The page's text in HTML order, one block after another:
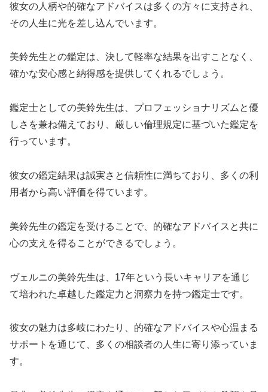
彼女の人柄や的確なアドバイスは多くの方々に支持され、
その人生に光を差し込んでいます。
美鈴先生との鑑定は、決して軽率な結果を出すことなく、
確かな安心感と納得感を提供してくれるでしょう。
鑑定士としての美鈴先生は、プロフェッショナリズムと優
しさを兼ね備えており、厳しい倫理規定に基づいた鑑定を
行っています。
彼女の鑑定結果は誠実さと信頼性に満ちており、多くの利
用者から高い評価を得ています。
美鈴先生の鑑定を受けることで、的確なアドバイスと共に
心の支えを得ることができるでしょう。
ヴェルニの美鈴先生は、17年という長いキャリアを通じ
て培われた卓越した鑑定力と洞察力を持つ鑑定士です。
彼女の魅力は多岐にわたり、的確なアドバイスや心温まる
サポートを通じて、多くの相談者の人生に寄り添っていま
す。